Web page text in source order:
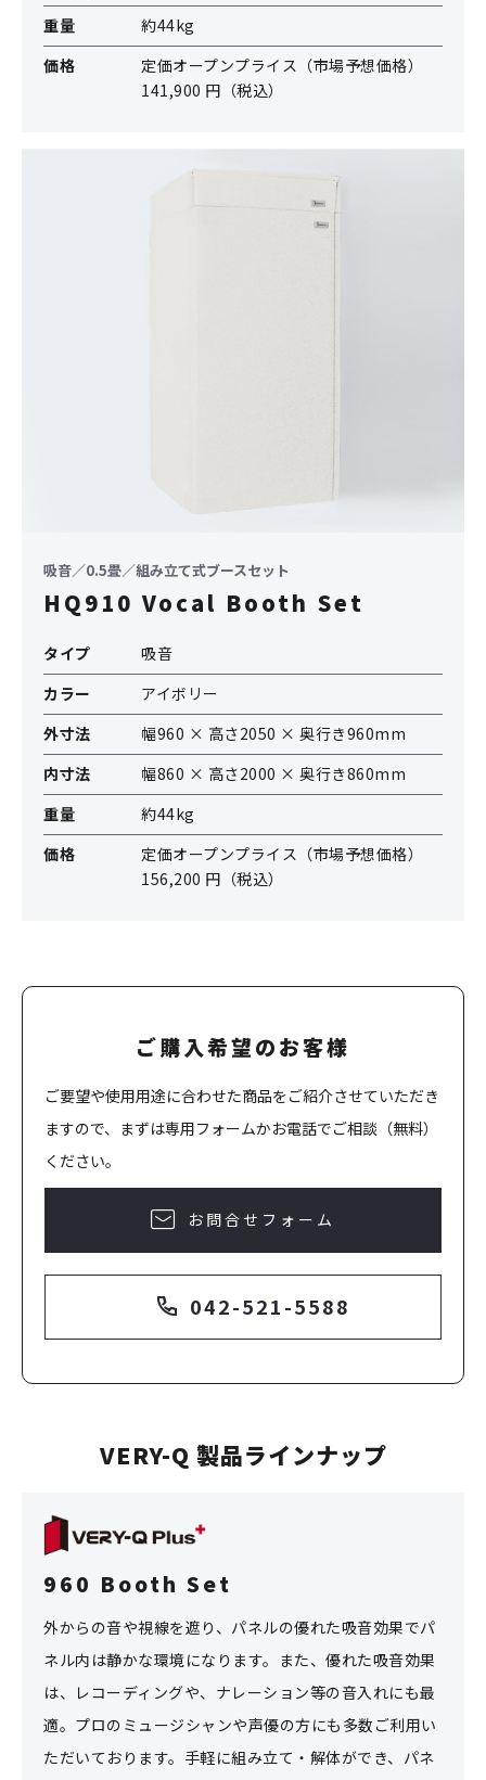
重量
約44kg
価格
定価オープンプライス（市場予想価格）
141,900 円（税込）
吸音／0.5畳／組み立て式ブースセット
HQ910 Vocal Booth Set
タイプ
吸音
カラー
アイボリー
外寸法
幅960 × 高さ2050 × 奥行き960mm
内寸法
幅860 × 高さ2000 × 奥行き860mm
重量
約44kg
価格
定価オープンプライス（市場予想価格）
156,200 円（税込）
ご購入希望のお客様
ご要望や使用用途に合わせた商品をご紹介させていただき
ますので、まずは専用フォームかお電話でご相談（無料）
ください。
お問合せフォーム
042-521-5588
VERY-Q 製品ラインナップ
960 Booth Set
外からの音や視線を遮り、パネルの優れた吸音効果でパ
ネル内は静かな環境になります。 また、優れた吸音効果
は、レコーディングや、ナレーション等の音入れにも最
適。プロのミュージシャンや声優の方にも多数ご利用い
ただいております。 手軽に組み立て・解体ができ、パネ